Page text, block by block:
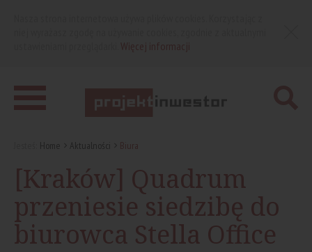
Home Aktualności Biura
[Kraków] Quadrum
przeniesie siedzibę do
biurowca Stella Office